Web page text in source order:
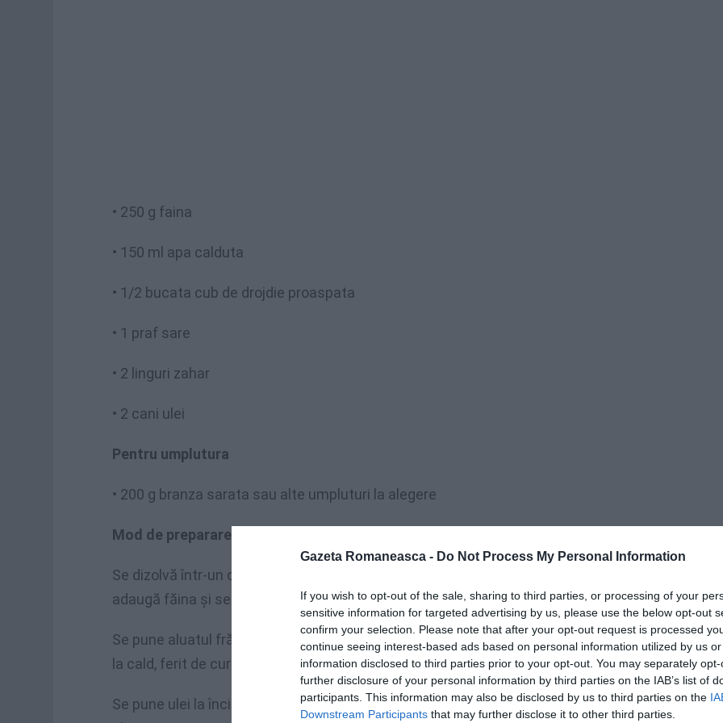
Gazeta Romaneasca - Do Not Process My Personal Information
If you wish to opt-out of the sale, sharing to third parties, or processing of your
sensitive information for targeted advertising by us, please use the below opt-out
confirm your selection. Please note that after your opt-out request is processed
continue seeing interest-based ads based on personal information utilized by us
information disclosed to third parties prior to your opt-out. You may separately
further disclosure of your personal information by third parties on the IAB’s list of
participants. This information may also be disclosed by us to third parties on the
Downstream Participants that may further disclose it to other third parties.
• 250 g faina
• 150 ml apa calduta
• 1/2 bucata cub de drojdie proaspata
• 1 praf sare
• 2 linguri zahar
• 2 cani ulei
Pentru umplutura
• 200 g branza sarata sau alte umpluturi la alegere
Mod de preparare:
Se dizolvă într-un castron drojdia şi se amestecă cu apă călduţă, sare şi zahăr. Se
adaugă făina şi se frământă bine.
Se pune aluatul frământat într-un vas uns cu ulei, se acoperă cu o cârpă şi se lasă
la cald, ferit de curent, să crească, circa 30 de minute.
Se pune ulei la încins într-o tigaie şi se desfac cu o lingură, sau cu mâna, bucăţi de